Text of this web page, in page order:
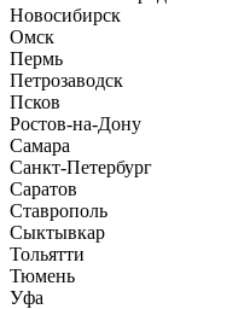
Новосибирск
Омск
Пермь
Петрозаводск
Псков
Ростов-на-Дону
Самара
Санкт-Петербург
Саратов
Ставрополь
Сыктывкар
Тольятти
Тюмень
Уфа